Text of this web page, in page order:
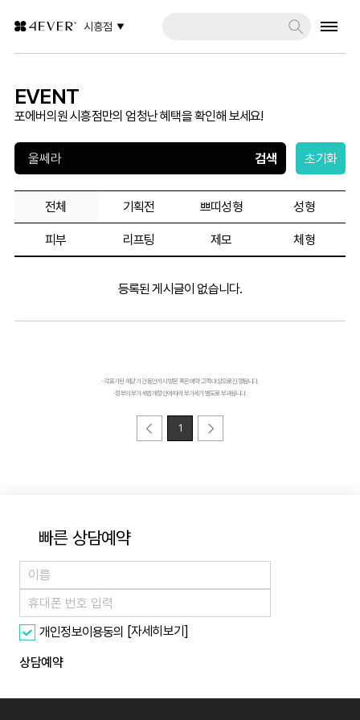
시흥점
EVENT
포에버의원 시흥점만의 엄청난 혜택을 확인해 보세요!
초기화
전체 기획전 쁘띠성형 성형
피부 리프팅 제모 체형
등록된 게시글이 없습니다.
· 각 표기된 해당 기간 동안까지 방문 혹은 예약 고객 대상으로 진행됩니다.
· 정부의 부가세법 개정안에 따라 부가세가 별도로 부과됩니다.
1
빠른 상담예약
개인정보이용동의 [자세히보기]
상담예약